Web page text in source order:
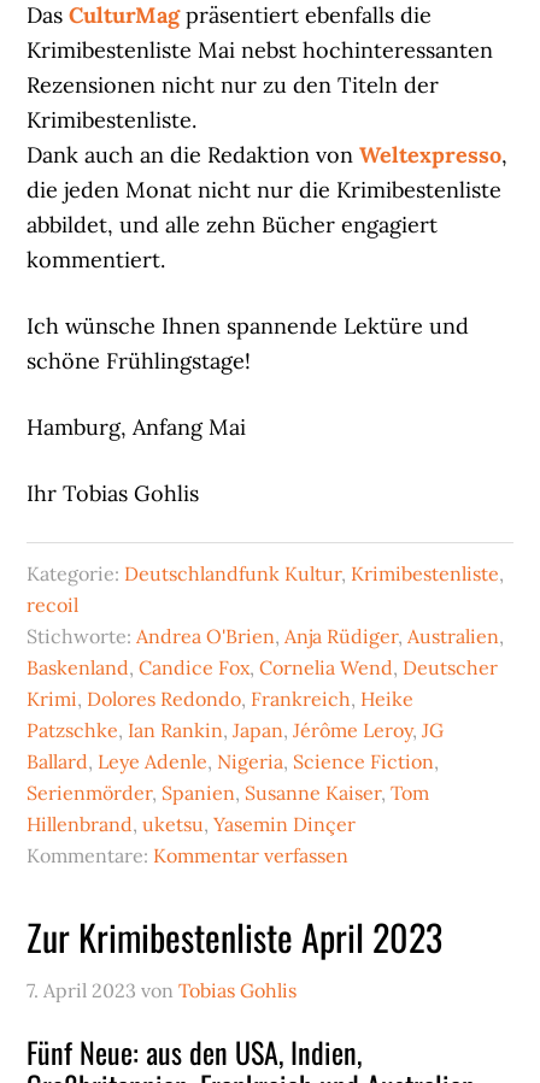
DasCulturMagpräsentiert ebenfalls die
Krimibestenliste Mai nebst hochinteressanten
Rezensionen nicht nur zu den Titeln der
Krimibestenliste.
Dank auch an die Redaktion vonWeltexpresso,
die jeden Monat nicht nur die Krimibestenliste
abbildet, und alle zehn Bücher engagiert
kommentiert.
Ich wünsche Ihnen spannende Lektüre und
schöne Frühlingstage!
Hamburg, Anfang Mai
Ihr Tobias Gohlis
Kategorie: Deutschlandfunk Kultur, Krimibestenliste,
recoil
Stichworte:Andrea O'Brien,Anja Rüdiger,Australien,
Baskenland,Candice Fox,Cornelia Wend, Deutscher
Krimi, Dolores Redondo, Frankreich, Heike
Patzschke, Ian Rankin,Japan,Jérôme Leroy,JG
Ballard, Leye Adenle, Nigeria, Science Fiction,
Serienmörder, Spanien, Susanne Kaiser,Tom
Hillenbrand,uketsu,Yasemin Dinçer
Kommentare: Kommentar verfassen
Zur Krimibestenliste April 2023
7. April 2023 vonTobias Gohlis
Fünf Neue: aus den USA, Indien,